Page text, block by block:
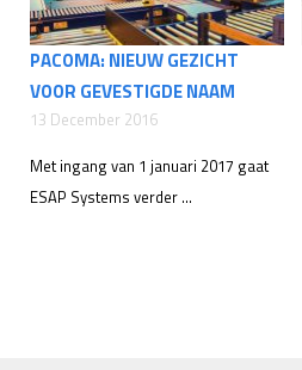
PACOMA: NIEUW GEZICHT
VOOR GEVESTIGDE NAAM
13 December 2016
Met ingang van 1 januari 2017 gaat
ESAP Systems verder ...